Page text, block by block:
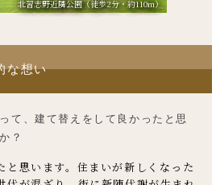
北習志野近隣公園（徒歩2分・約110m）
な想い
て、建て替えをして良かったと思
？
と思います。住まいが新しくなった